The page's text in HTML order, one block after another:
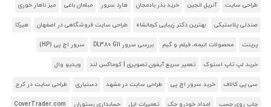
طراحی سایت آنریل انجین خرید بذر بادمجان هارد سرور مبلمان باغی میز ناهار خوری
صندلی پلاستیکی بهترین دکتر زیبایی کرمانشاه طراحی سایت فروشگاهی در اصفهان هیرکا
پرینت محصولات انیمه، فیلم و گیم بررسی سرور DL380 G11 سرور اچ پی (HP)
خرید لپ تاپ استوک تعمیر سریع آیفون تصویری | کوماکس لند ویدیو وال
سی پی کالاف خرید سرور اچ پی طراحی سایت در مشهد دستیاری طراحی سایت در کرج
چاپ روی چسب امداد خودرو جک تعمیرات اپل حسابداری رستوران CoverTrader.com